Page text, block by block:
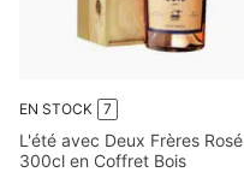
EN STOCK 7
L'été avec Deux Frères Rosé
300cl en Coffret Bois